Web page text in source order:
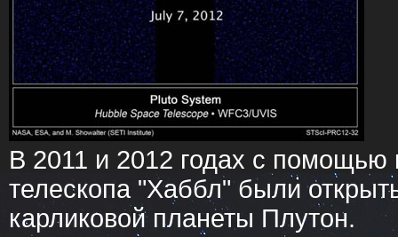
В 2011 и 2012 годах с помощью
телескопа "Хаббл" были
карликовой планеты Плутон.